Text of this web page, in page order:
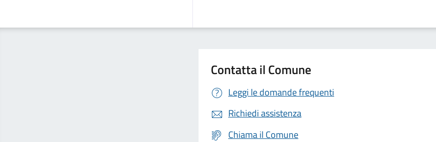
Contatta il Comune
Leggi le domande frequenti
Richiedi assistenza
Chiama il Comune